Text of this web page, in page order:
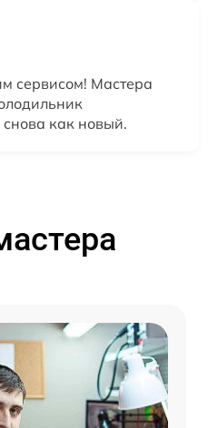
сервисом! Мастера
как новый.